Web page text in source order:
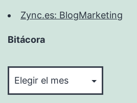
Zync.es: BlogMarketing
Bitácora